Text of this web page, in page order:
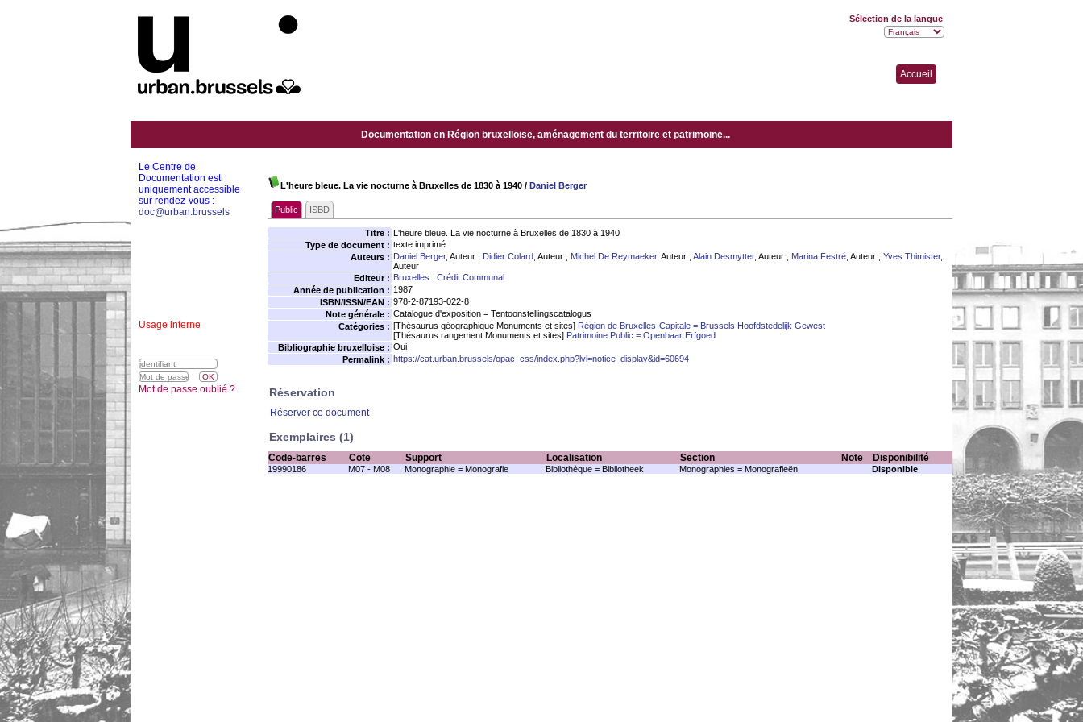
Accueil
Documentation en Région bruxelloise, aménagement du territoire et patrimoine...
L'heure bleue. La vie nocturne à Bruxelles de 1830 à 1940 / Daniel Berger
Public ISBD
Titre : L'heure bleue. La vie nocturne à Bruxelles de 1830 à 1940
Type de document : texte imprimé
Auteurs : Daniel Berger, Auteur ; Didier Colard , Auteur ; Michel De Reymaeker, Auteur ; Alain Desmytter, Auteur ; Marina Festré , Auteur ; Yves Thimister,
Auteur
Editeur : Bruxelles : Crédit Communal
Année de publication : 1987
ISBN/ISSN/EAN : 978-2-87193-022-8
Note générale : Catalogue d'exposition = Tentoonstellingscatalogus
Catégories : [Thésaurus géographique Monuments et sites] Région de Bruxelles-Capitale = Brussels Hoofdstedelijk Gewest
[Thésaurus rangement Monuments et sites] Patrimoine Public = Openbaar Erfgoed
Bibliographie bruxelloise : Oui
Permalink : https://cat.urban.brussels/opac_css/index.php?lvl=notice_display&id=60694
Réservation
Réserver ce document
Exemplaires (1)
Code-barres Cote Support Localisation Section Note Disponibilité
19990186 M07 - M08 Monographie = Monografie Bibliothèque = Bibliotheek Monographies = Monografieën Disponible
Le Centre de
Documentation est
uniquement accessible
sur rendez-vous :
doc@urban.brussels
Usage interne
Sélection de la langue
Mot de passe oublié ?